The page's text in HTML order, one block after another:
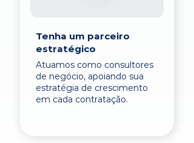
Tenha um parceiro
estratégico
Atuamos como consultores
de negócio, apoiando sua
estratégia de crescimento
em cada contratação.